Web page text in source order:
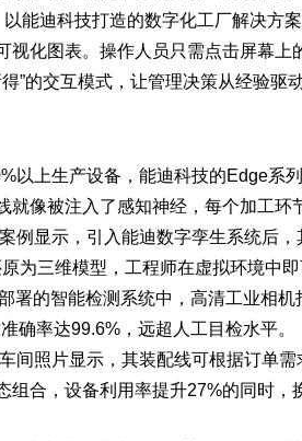
能迪科技打造的数字化工厂解决方案
视化图表。操作人员只需点击屏幕
”的交互模式，让管理决策从经验驱
以上生产设备，能迪科技的Edge系
像被注入了感知神经，每个加工环
例显示，引入能迪数字孪生系统后
为三维模型，工程师在虚拟环境中即
署的智能检测系统中，高清工业相
确率达99.6%，远超人工目检水平。
间照片显示，其装配线可根据订单
合，设备利用率提升27%的同时，